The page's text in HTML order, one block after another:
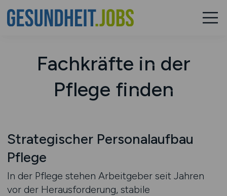
Fachkräfte in der
Pflege finden
Strategischer Personalaufbau
Pflege
In der Pflege stehen Arbeitgeber seit Jahren
vor der Herausforderung, stabile